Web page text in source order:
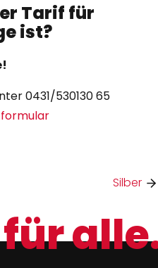
Tarif für
ist?
0431/530130 65
Silber